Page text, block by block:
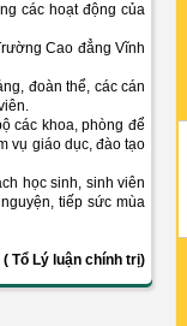
các hoạt động của
Cao đẳng Vĩnh
đoàn thể, các cán
các khoa, phòng để
vụ giáo dục, đào tạo
học sinh, sinh viên
tiếp sức mùa
Tổ Lý luận chính trị)